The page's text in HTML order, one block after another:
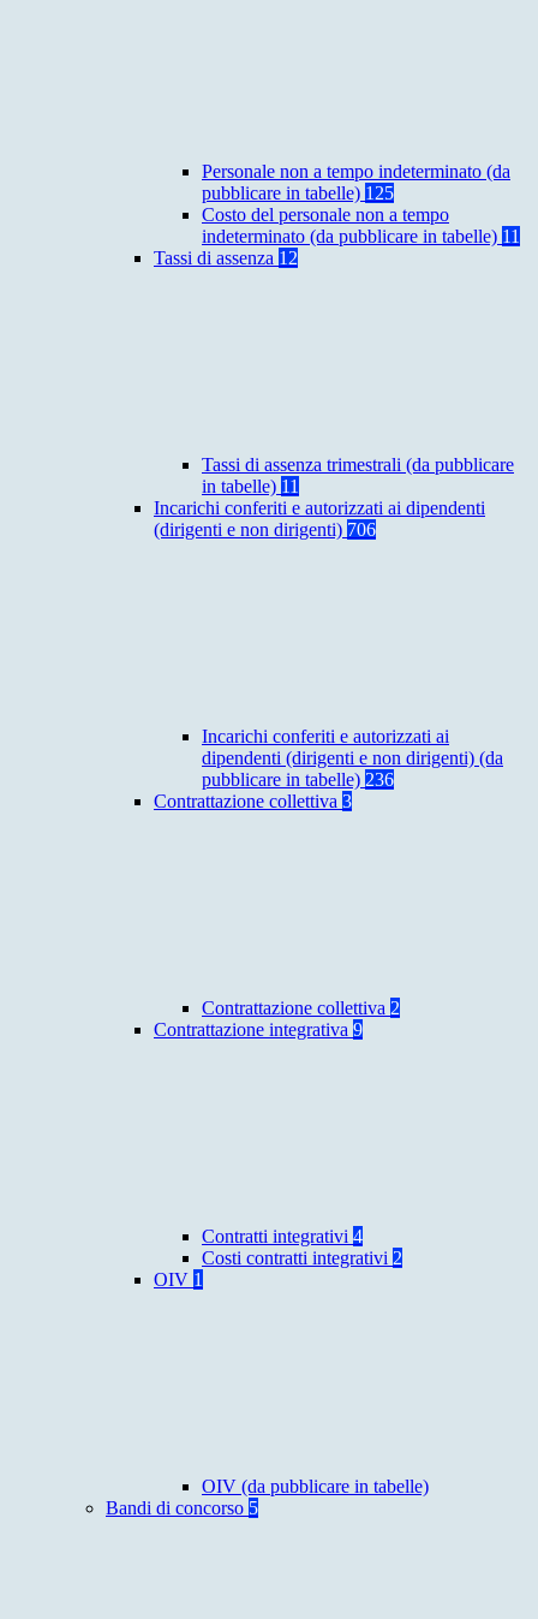
Personale non a tempo indeterminato (da
pubblicare in tabelle) 125
Costo del personale non a tempo
indeterminato (da pubblicare in tabelle) 11
Tassi di assenza 12
Tassi di assenza trimestrali (da pubblicare
in tabelle) 11
Incarichi conferiti e autorizzati ai dipendenti
(dirigenti e non dirigenti) 706
Incarichi conferiti e autorizzati ai
dipendenti (dirigenti e non dirigenti) (da
pubblicare in tabelle) 236
Contrattazione collettiva 3
Contrattazione collettiva 2
Contrattazione integrativa 9
Contratti integrativi 4
Costi contratti integrativi 2
OIV 1
OIV (da pubblicare in tabelle)
Bandi di concorso 5